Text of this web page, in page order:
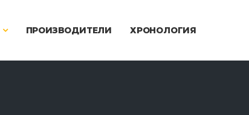
ПРОИЗВОДИТЕЛИ ХРОНОЛОГИЯ